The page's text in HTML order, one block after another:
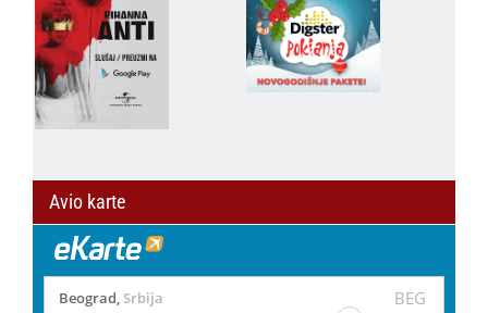
Avio karte
Beograd, Srbija BEG